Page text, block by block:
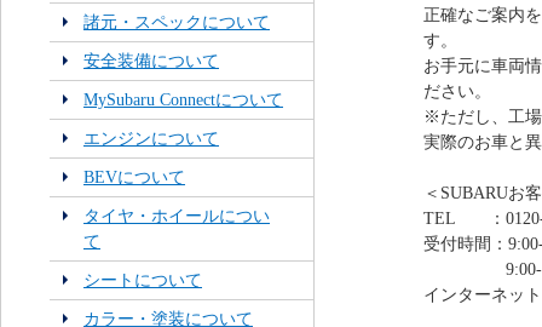
諸元・スペックについて
安全装備について
MySubaru Connectについて
エンジンについて
BEVについて
タイヤ・ホイールについ
て
シートについて
カラー・塗装について
正確なご案内
す。
お手元に車両
ださい。
※ただし、工
実際のお車と
＜SUBARUお
TEL ：0120-
受付時間：
9:00-12:00
インターネッ